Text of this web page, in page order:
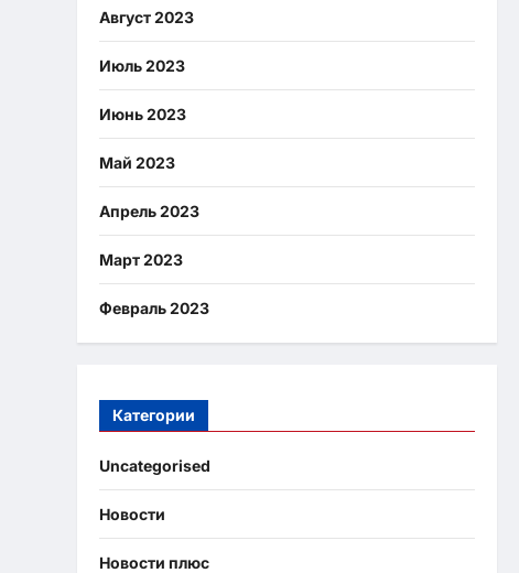
Август 2023
Июль 2023
Июнь 2023
Май 2023
Апрель 2023
Март 2023
Февраль 2023
Категории
Uncategorised
Новости
Новости плюс